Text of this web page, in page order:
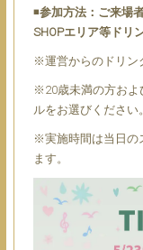
◾参加方法：ご来場
SHOPエリア等ドリ
※運営からのドリン
※20歳未満の方およ
ルをお選びください。
※実施時間は当日の
ます。